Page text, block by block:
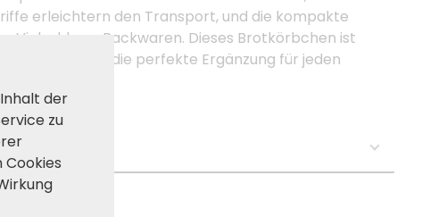
erleichtern den Transport, und die kompakte
Vielzahl von Backwaren. Dieses Brotkörbchen ist
– die perfekte Ergänzung für jeden
der
zu
Cookies